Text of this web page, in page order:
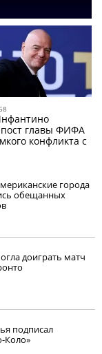
главы ФИФА
конфликта с
города
обещанных
доиграть матч
подписал
Коло»